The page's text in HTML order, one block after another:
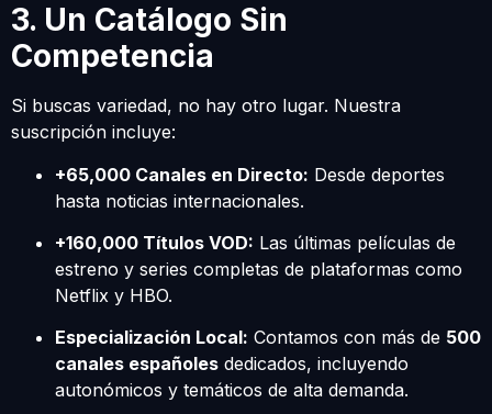
3. Un Catálogo Sin
Competencia
Si buscas variedad, no hay otro lugar. Nuestra
suscripción incluye:
+65,000 Canales en Directo: Desde deportes
hasta noticias internacionales.
+160,000 Títulos VOD: Las últimas películas de
estreno y series completas de plataformas como
Netflix y HBO.
Especialización Local: Contamos con más de 500
canales españoles dedicados, incluyendo
autonómicos y temáticos de alta demanda.